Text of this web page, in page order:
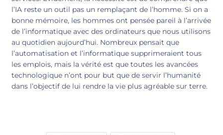
l’IA reste un outil pas un remplaçant de l’homme. Si on a
bonne mémoire, les hommes ont pensée pareil à l’arrivée
de l’informatique avec des ordinateurs que nous utilisons
au quotidien aujourd’hui. Nombreux pensait que
l’automatisation et l’informatique supprimeraient tous
les emplois, mais la vérité est que toutes les avancées
technologique n’ont pour but que de servir l’humanité
dans l’objectif de lui rendre la vie plus agréable sur terre.